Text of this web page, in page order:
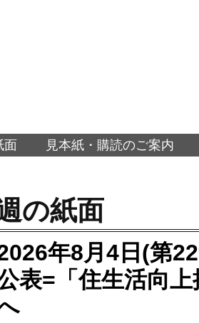
面 見本紙・購読のご案内
の紙面
年8月4日(第
表=「住生活向